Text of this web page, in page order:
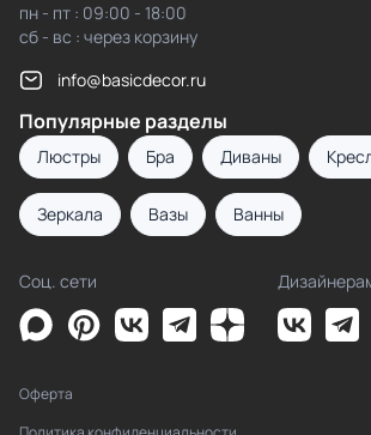
пн - пт : 09:00 - 18:00
сб - вс : через корзину
info@basicdecor.ru
Популярные разделы
Люстры Бра Диваны
Зеркала Вазы Ванны
Соц. сети
Оферта